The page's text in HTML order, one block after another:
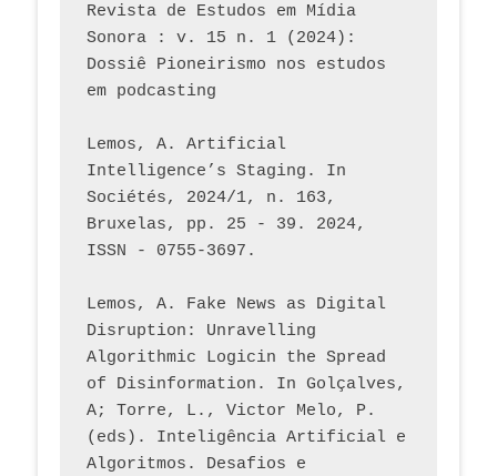
Revista de Estudos em Mídia
Sonora : v. 15 n. 1 (2024):
Dossiê Pioneirismo nos estudos
em podcasting
Lemos, A. Artificial
Intelligence’s Staging. In
Sociétés, 2024/1, n. 163,
Bruxelas, pp. 25 - 39. 2024,
ISSN - 0755-3697.
Lemos, A. Fake News as Digital
Disruption: Unravelling
Algorithmic Logicin the Spread
of Disinformation. In Golçalves,
A; Torre, L., Victor Melo, P.
(eds). Inteligência Artificial e
Algoritmos. Desafios e